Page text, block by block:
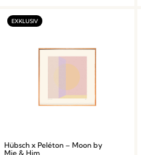
Hübsch x Peléton – Moon by
Mie & Him